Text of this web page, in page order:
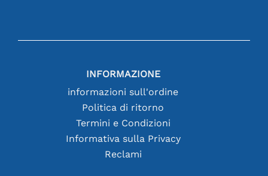
INFORMAZIONE
informazioni sull'ordine
Politica di ritorno
Termini e Condizioni
Informativa sulla Privacy
Reclami